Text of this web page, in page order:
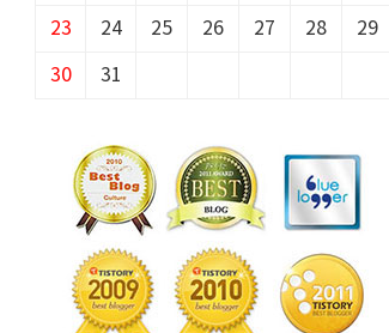
23 24 25 26 27 28 29
30 31